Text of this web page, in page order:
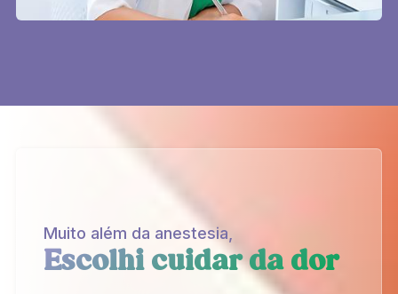
Muito além da anestesia,
Escolhi cuidar da dor